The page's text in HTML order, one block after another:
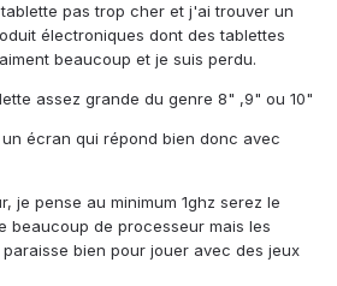
pas trop cher et j'ai trouver un
électroniques dont des tablettes
beaucoup et je suis perdu.
assez grande du genre 8" ,9" ou 10"
écran qui répond bien donc avec
je pense au minimum 1ghz serez le
beaucoup de processeur mais les
bien pour jouer avec des jeux